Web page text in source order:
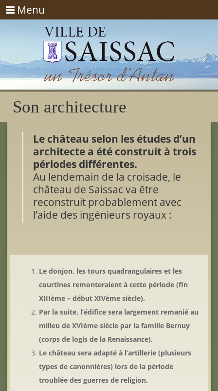
Menu
Menu
Son architecture
Le château selon les études d’un
architecte a été construit à trois
périodes différentes.
Au lendemain de la croisade, le
château de Saissac va être
reconstruit probablement avec
l’aide des ingénieurs royaux :
Le donjon, les tours quadrangulaires et les
courtines remonteraient à cette période (fin
XIIIème – début XIVème siècle).
Par la suite, l’édifice sera largement remanié au
milieu de XVIème siècle par la famille Bernuy
(corps de logis de la Renaissance).
Le château sera adapté à l’artillerie (plusieurs
types de canonnières) lors de la période
troublée des guerres de religion.